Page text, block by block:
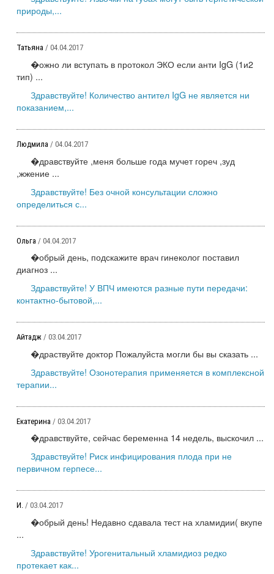
природы,...
Татьяна / 04.04.2017
�ожно ли вступать в протокол ЭКО если анти IgG (1и2
тип) ...
Здравствуйте! Количество антител IgG не является ни
показанием,...
Людмила / 04.04.2017
�дравствуйте ,меня больше года мучет гореч ,зуд
,жжение ...
Здравствуйте! Без очной консультации сложно
определиться с...
Ольга / 04.04.2017
�обрый день, подскажите врач гинеколог поставил
диагноз ...
Здравствуйте! У ВПЧ имеются разные пути передачи:
контактно-бытовой,...
Айтадж / 03.04.2017
�драствуйте доктор Пожалуйста могли бы вы сказать ...
Здравствуйте! Озонотерапия применяется в комплексной
терапии...
Екатерина / 03.04.2017
�дравствуйте, сейчас беременна 14 недель, выскочил ...
Здравствуйте! Риск инфицирования плода при не
первичном герпесе...
И. / 03.04.2017
�обрый день! Недавно сдавала тест на хламидии( вкупе
...
Здравствуйте! Урогенитальный хламидиоз редко
протекает как...